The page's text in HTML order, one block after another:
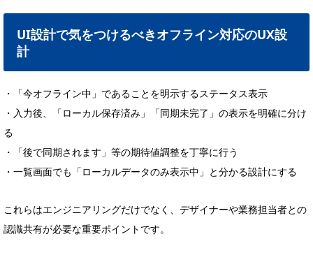
UI設計で気をつけるべきオフライン対応のUX設
計
・「今オフライン中」であることを明示するステータス表示
・入力後、「ローカル保存済み」「同期未完了」の表示を明確に分け
る
・「後で同期されます」等の期待値調整を丁寧に行う
・一覧画面でも「ローカルデータのみ表示中」と分かる設計にする
これらはエンジニアリングだけでなく、デザイナーや業務担当者との
認識共有が必要な重要ポイントです。